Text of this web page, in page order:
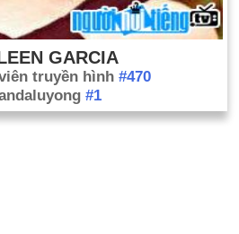
GARCIA
truyền hình #470
#1